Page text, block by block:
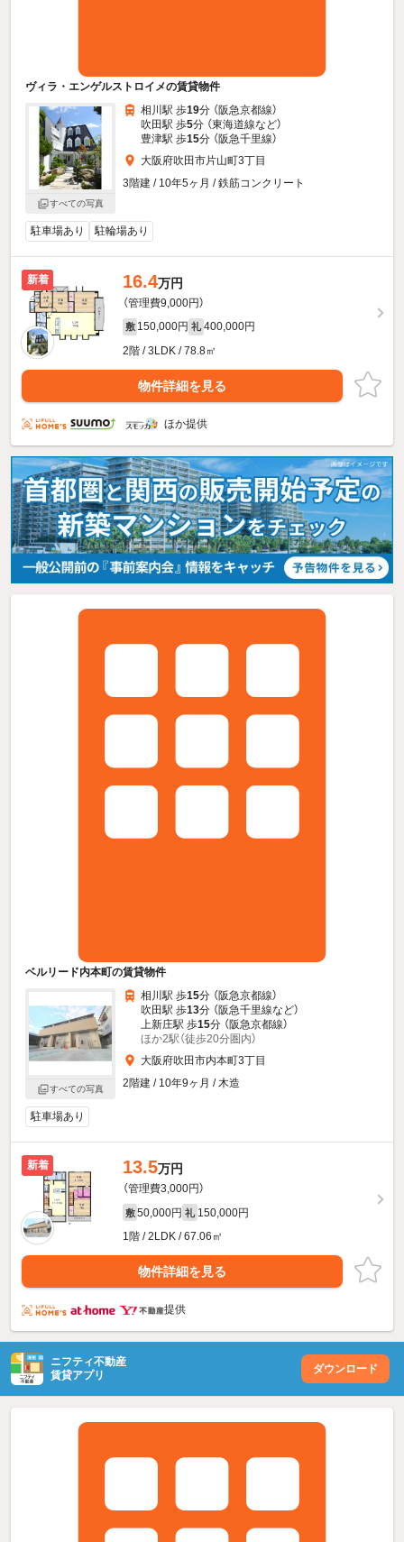
ヴィラ・エンゲルストロイメの賃貸物件
すべての写真
相川駅 歩19分 （阪急京都線）
吹田駅 歩5分 （東海道線など）
豊津駅 歩15分 （阪急千里線）
大阪府吹田市片山町3丁目
3階建 / 10年5ヶ月 / 鉄筋コンクリート
駐車場あり 駐輪場あり
新着 16.4万円
（管理費9,000円）
敷 150,000円 礼 400,000円
2階 / 3LDK / 78.8㎡
物件詳細を見る
ほか提供
ベルリード内本町の賃貸物件
すべての写真
相川駅 歩15分 （阪急京都線）
吹田駅 歩13分 （阪急千里線など）
上新庄駅 歩15分 （阪急京都線）
ほか2駅（徒歩20分圏内）
大阪府吹田市内本町3丁目
2階建 / 10年9ヶ月 / 木造
駐車場あり
新着 13.5万円
（管理費3,000円）
敷 50,000円 礼 150,000円
1階 / 2LDK / 67.06㎡
物件詳細を見る
提供
ニフティ不動産
賃貸アプリ
ダウンロード